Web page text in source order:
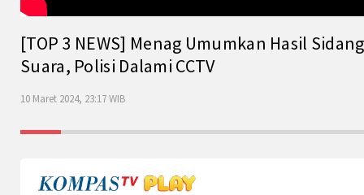
[TOP 3 NEWS] Menag Umumkan Hasil
Suara, Polisi Dalami CCTV
10 Maret 2024, 23:17 WIB